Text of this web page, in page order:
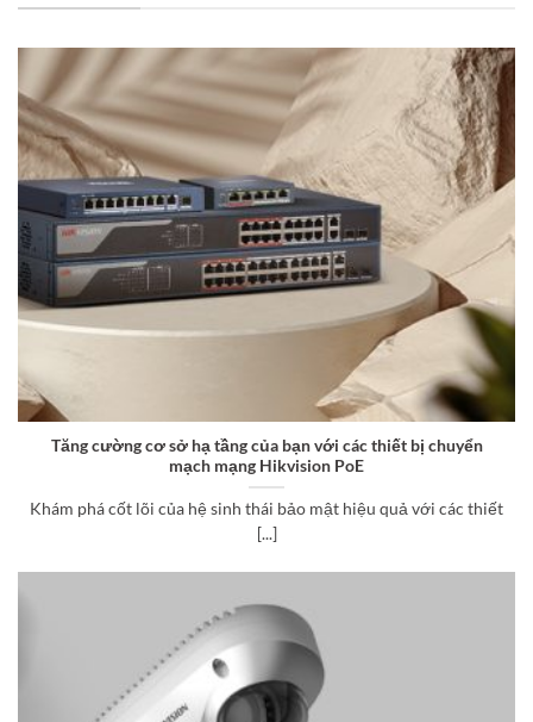
Tăng cường cơ sở hạ tầng của bạn với các thiết bị chuyển
mạch mạng Hikvision PoE
Khám phá cốt lõi của hệ sinh thái bảo mật hiệu quả với các thiết
[...]